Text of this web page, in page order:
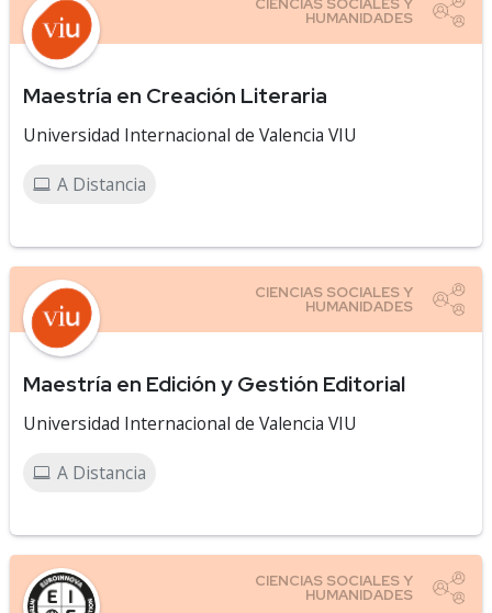
Maestría en Creación Literaria
Universidad Internacional de Valencia VIU
A Distancia
Maestría en Edición y Gestión Editorial
Universidad Internacional de Valencia VIU
A Distancia